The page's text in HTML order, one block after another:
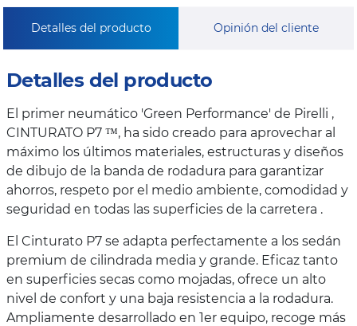
Detalles del producto Opinión del cliente
Detalles del producto
El primer neumático 'Green Performance' de Pirelli ,
CINTURATO P7 ™, ha sido creado para aprovechar al
máximo los últimos materiales, estructuras y diseños
de dibujo de la banda de rodadura para garantizar
ahorros, respeto por el medio ambiente, comodidad y
seguridad en todas las superficies de la carretera .
El Cinturato P7 se adapta perfectamente a los sedán
premium de cilindrada media y grande. Eficaz tanto
en superficies secas como mojadas, ofrece un alto
nivel de confort y una baja resistencia a la rodadura.
Ampliamente desarrollado en 1er equipo, recoge más